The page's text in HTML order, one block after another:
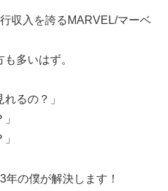
収入を誇るMARVEL/マーベ
多いはず。
るの？」
の僕が解決します！